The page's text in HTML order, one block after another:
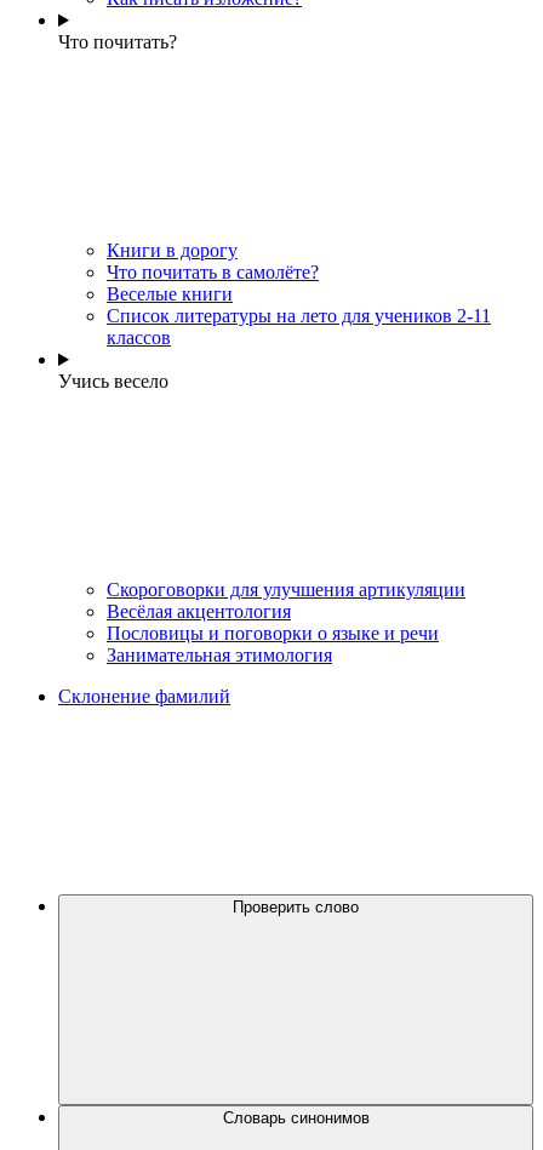
Что почитать?
Книги в дорогу
Что почитать в самолёте?
Веселые книги
Cписок литературы на лето для учеников 2-11
классов
Учись весело
Скороговорки для улучшения артикуляции
Весёлая акцентология
Пословицы и поговорки о языке и речи
Занимательная этимология
Склонение фамилий
Проверить слово
Словарь синонимов